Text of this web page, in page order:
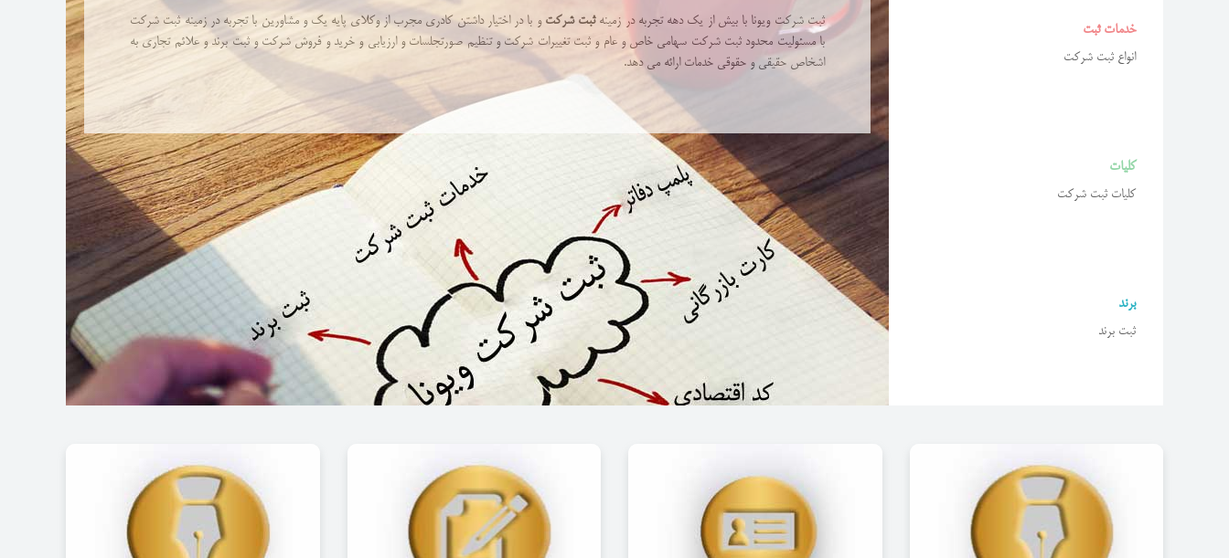
خدمات ثبت
انواع ثبت شرکت
کلیات
کلیات ثبت شرکت
برند
ثبت برند
ثبت شرکت ویونا با بیش از یک دهه تجربه در زمینهثبت شرکت و با در اختیار داشتن کادری مجرب از وکلای پایه یک و مشاورین با تجربه در زمینه ثبت شرکت
با مسئولیت محدود ثبت شرکت سهامی خاص و عام و ثبت تغییرات شرکت و تنظیم صورتجلسات و ارزیابی و خرید و فروش شرکت و ثبت برند و علائم تجاری به
اشخاص حقیقی و حقوقی خدمات ارائه می دهد.